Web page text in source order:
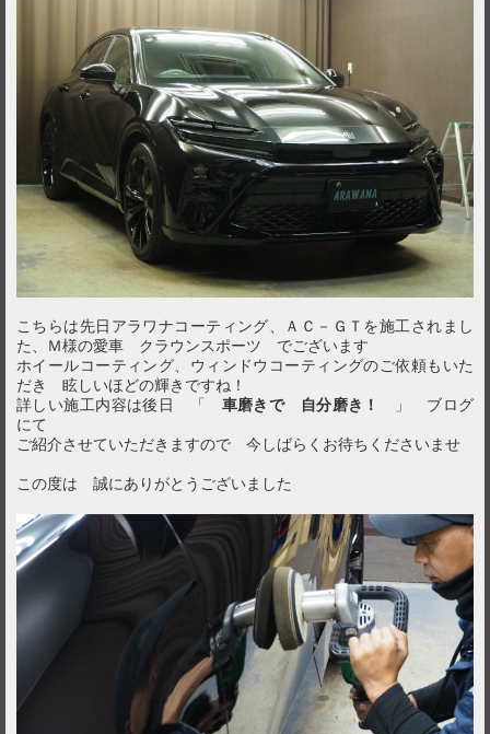
こちらは先日アラワナコーティング、ＡＣ－ＧＴを施工されまし
た、Ｍ様の愛車 クラウンスポーツ でございます
ホイールコーティング、ウィンドウコーティングのご依頼もいた
だき 眩しいほどの輝きですね！
詳しい施工内容は後日 「 車磨きで 自分磨き！
」 ブログ
にて
ご紹介させていただきますので 今しばらくお待ちくださいませ
この度は 誠にありがとうございました